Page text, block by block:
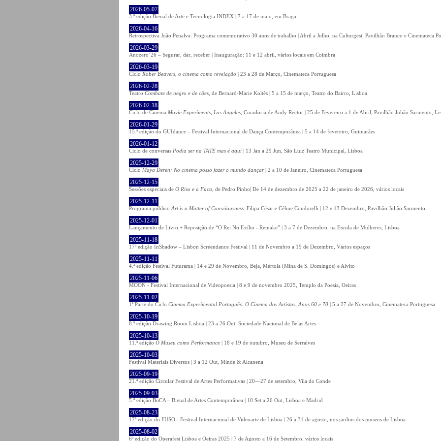
2026-05-07
3.ª edição Bienal de Arte e Tecnologia INDEX | 7 a 17 de maio, em Braga
2026-04-16
Retrospectiva João Penalva: Programa comemorativo 30 anos de trabalho | Abril a Julho, na Culturgest, Pavilhão Branco e Cinemateca
2026-03-29
Anozero’26 – Segurar, dar, receber | Inauguração: 11 e 12 abril, vários locais em Coimbra
2026-03-19
Ciclo Rober Beavers, o cinema como revelação | 23 a 28 de Março, Cinemateca Portuguesa
2026-02-28
Teatro Combate de negro e de cães , de Bernard-Marie Koltès | 5 a 15 de março, Teatro do Bairro, Lisboa
2026-02-18
Ciclo de Cinema Movie Experiments, Los Angeles , Curadoria de Andy Rector | 25 de Fevereiro a 1 de Abril, Pavilhão Julião Sarmento,
2026-01-29
15.ª edição do GUIdance – Festival Internacional de Dança Contemporânea | 5 a 14 de fevereiro, Guimarães
2026-01-12
Ciclo de conversas Podia ser na TATE mas é aqui | 13 Jan a 29 Jun, São Luiz Teatro Municipal, Lisboa
2025-12-29
Ciclo Maya Deren: No cinema posso fazer o mundo dançar| 2 a 10 de Janeiro, Cinemateca Portuguesa
2025-12-15
Sessões especiais de O Riso e a Faca , de Pedro Pinho| De 14 de dezembro de 2025 a 22 de janeiro de 2026, vários locais
2025-12-11
Programa público Art is a Matter of Consciousness: Filipa César e Céline Condorelli | 12 e 13 Dezembro, Pavilhão Julião Sarmento
2025-12-01
Lançamento de Livro + Reposição de “O Rei No Exílio - Remake” | 3 a 7 de Dezembro, na Escola de Mulheres, Lisboa
2025-11-18
17ª edição InShadow – Lisbon Screendance Festival | 11 de Novembro a 19 de Dezembro, Vários espaços
2025-11-11
4.ª edição Festival Futurama | 14 e 29 de Novembro, Beja, Mértola (Mina de S. Domingos) e Alvito
2025-11-06
MOON - Festival Internacional de Videopoesia | 8 e 9 de novembro 2025, Templo da Poesia, Oeiras
2025-11-02
1ª Parte do Ciclo Cinema Experimental Português: O Cinema dos Artistas, Anos 60 e 70 | 5 a 27 de Novembro, Cinemateca Portuguesa
2025-10-19
8.ª edição Drawing Room Lisboa | 23 a 26 Out, Sociedade Nacional de Belas Artes
2025-10-13
11.ª edição O Museu como Performance | 18 e 19 de outubro, Museu de Serralves
2025-10-03
Festival Materiais Diversos | 3 a 12 Out, Minde & Alcanena
2025-09-19
21.ª edição Circular Festival de Artes Performativas | 20—27 de setembro, Vila do Conde
2025-09-03
5.ª edição BoCA – Bienal de Artes Contemporânea | 10 Set a 26 Out, Lisboa e Madrid
2025-08-23
17ª edição do FUSO - Festival Internacional de Videoarte de Lisboa | 26 a 31 de agosto, nos jardins dos museus de Lisboa
2025-08-02
6ª edição do Operafest Lisboa e Oeiras 2025 | 7 de Agosto a 16 de Setembro, vários locais